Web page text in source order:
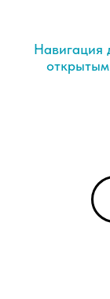
Навигация